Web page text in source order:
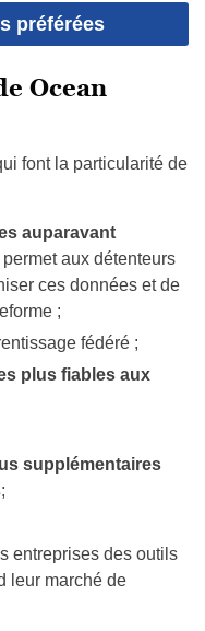
préférées
Ocean
font la particularité de
auparavant
permet aux détenteurs
ces données et de
;
fédéré ;
plus fiables aux
supplémentaires
;
entreprises des outils
leur marché de